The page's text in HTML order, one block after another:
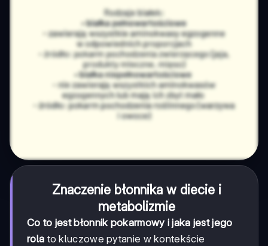
Znaczenie błonnika w diecie i
metabolizmie
Co to jest błonnik pokarmowy i jaka jest jego
rola to kluczowe pytanie w kontekście